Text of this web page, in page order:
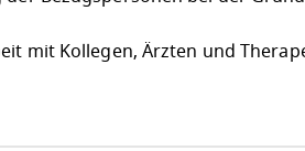
mit Kollegen, Ärzten und